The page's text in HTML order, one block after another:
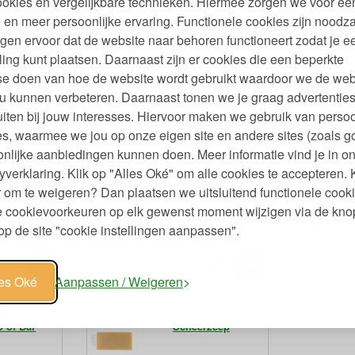
en meer persoonlijke ervaring. Functionele cookies zijn
ervoor dat de website naar behoren functioneert zodat je
kunt plaatsen. Daarnaast zijn er cookies die een beperkte
doen van hoe de website wordt gebruikt waardoor we de
kunnen verbeteren. Daarnaast tonen we je graag
bij jouw interesses. Hiervoor maken we gebruik van
waarmee we jou op onze eigen site en andere sites (zoals
aanbiedingen kunnen doen. Meer informatie vind je in
Klik op "Alles Oké" om alle cookies te accepteren.
om te weigeren? Dan plaatsen we uitsluitend functionele
cookievoorkeuren op elk gewenst moment wijzigen via de
de site "cookie instellingen aanpassen".
Oké Aanpassen / Weigeren
ronder dan gemalen koffie en is een heerlijke
bodyscrub.
kruidnagel,
Rasp en
90
Milde Plantaardige Zeep
Bloemige of Zachtzoete
Geur
€9,75
Bar
75
Plantaardige Botanische
Tuinenzeep Eén Blok
of Bar
Scheerzeep